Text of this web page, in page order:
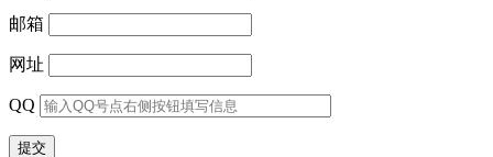
邮箱
网址
QQ